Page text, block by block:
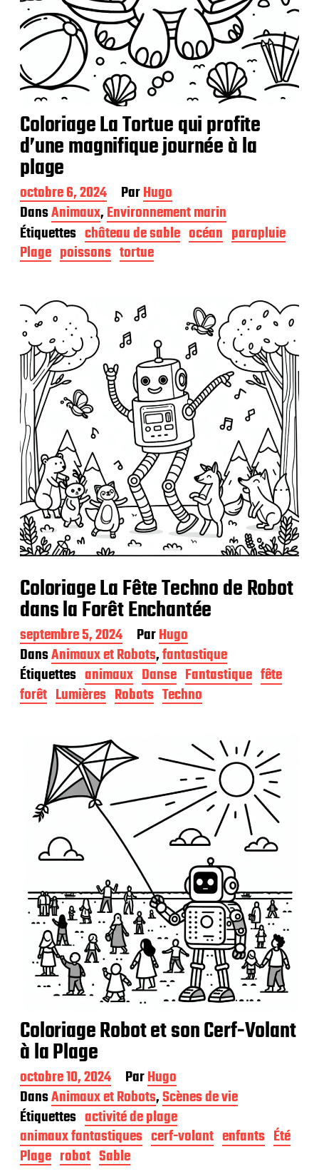
Coloriage La Tortue qui profite
d’une magnifique journée à la
plage
D
a
t
e
d
e
b
i
c
a
t
i
o
n
octobre 6, 2024 ParHugo
DansAnimaux,Environnement marin
Étiquettes château de sable océan parapluie
Plage poissons tortue
Coloriage La Fête Techno de Robot
dans la Forêt Enchantée
D
a
t
e
d
e
septembre 5, 2024 ParHugo
DansAnimaux et Robots,fantastique
Étiquettes animaux Danse Fantastique fête
forêt Lumières Robots Techno
Coloriage Robot et son Cerf-Volant
à la Plage
D
a
t
e
d
e
p
octobre 10, 2024 ParHugo
DansAnimaux et Robots,Scènes de vie
Étiquettes activité de plage
animaux fantastiques cerf-volant enfants Été
Plage robot Sable